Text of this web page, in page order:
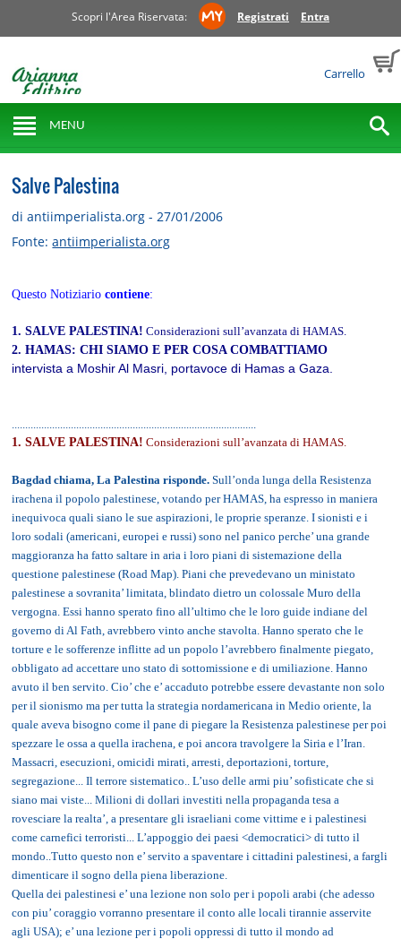
Scopri l'Area Riservata: Registrati Entra
Carrello
MENU
Salve Palestina
di antiimperialista.org - 27/01/2006
Fonte:antiimperialista.org
Questo Notiziariocontiene:
1. SALVE PALESTINA! Considerazioni sull’avanzata di HAMAS.
2. HAMAS: CHI SIAMO E PER COSA COMBATTIAMO
intervista a Moshir Al Masri, portavoce di Hamas a Gaza.
1. SALVE PALESTINA! Considerazioni sull’avanzata di HAMAS.
Bagdad chiama, La Palestina risponde. Sull’onda lunga della Resistenza
irachena il popolo palestinese, votando per HAMAS, ha espresso in maniera
inequivoca quali siano le sue aspirazioni, le proprie speranze. I sionisti e i
loro sodali (americani, europei e russi) sono nel panico perche’ una grande
maggioranza ha fatto saltare in aria i loro piani di sistemazione della
questione palestinese (Road Map). Piani che prevedevano un ministato
palestinese a sovranita’ limitata, blindato dietro un colossale Muro della
vergogna. Essi hanno sperato fino all’ultimo che le loro guide indiane del
governo di Al Fath, avrebbero vinto anche stavolta. Hanno sperato che le
torture e le sofferenze inflitte ad un popolo l’avrebbero finalmente piegato,
obbligato ad accettare uno stato di sottomissione e di umiliazione. Hanno
avuto il ben servito. Cio’ che e’ accaduto potrebbe essere devastante non solo
per il sionismo ma per tutta la strategia nordamericana in Medio oriente, la
quale aveva bisogno come il pane di piegare la Resistenza palestinese per poi
spezzare le ossa a quella irachena, e poi ancora travolgere la Siria e l’Iran.
Massacri, esecuzioni, omicidi mirati, arresti, deportazioni, torture,
segregazione... Il terrore sistematico.. L’uso delle armi piu’ sofisticate che si
siano mai viste... Milioni di dollari investiti nella propaganda tesa a
rovesciare la realta’, a presentare gli israeliani come vittime e i palestinesi
come carnefici terroristi... L’appoggio dei paesi <democratici> di tutto il
mondo..Tutto questo non e’ servito a spaventare i cittadini palestinesi, a fargli
dimenticare il sogno della piena liberazione.
Quella dei palestinesi e’ una lezione non solo per i popoli arabi (che adesso
con piu’ coraggio vorranno presentare il conto alle locali tirannie asservite
agli USA); e’ una lezione per i popoli oppressi di tutto il mondo ad